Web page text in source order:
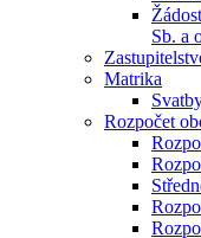
Sb. a
Matrika
Rozpočet